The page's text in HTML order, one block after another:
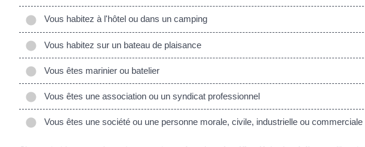
Vous habitez à l'hôtel ou dans un camping
Vous habitez sur un bateau de plaisance
Vous êtes marinier ou batelier
Vous êtes une association ou un syndicat professionnel
Vous êtes une société ou une personne morale, civile, industrielle ou commerciale